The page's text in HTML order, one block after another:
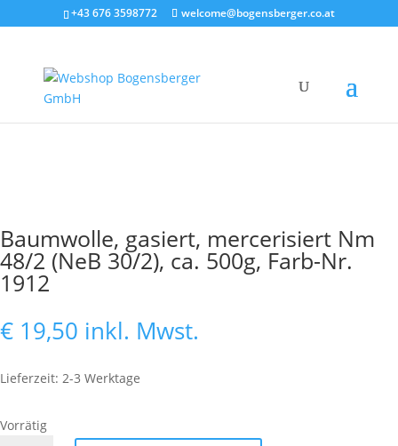
+43 676 3598772 welcome@bogensberger.co.at
Baumwolle, gasiert, mercerisiert Nm
48/2 (NeB 30/2), ca. 500g, Farb-Nr.
1912
€ 19,50 inkl. Mwst.
Lieferzeit: 2-3 Werktage
Vorrätig